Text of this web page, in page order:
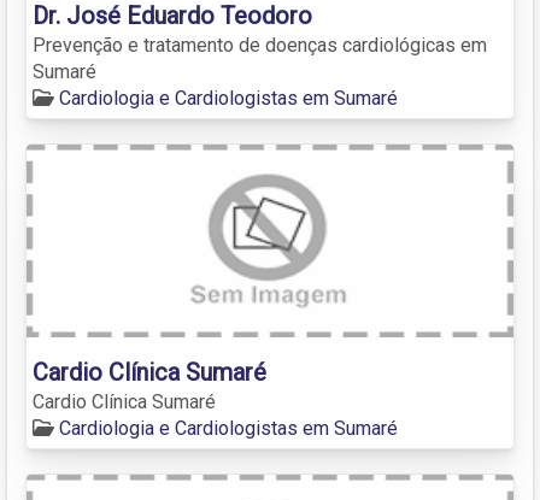
Dr. José Eduardo Teodoro
Prevenção e tratamento de doenças cardiológicas em
Sumaré
Cardiologia e Cardiologistas em Sumaré
Cardio Clínica Sumaré
Cardio Clínica Sumaré
Cardiologia e Cardiologistas em Sumaré